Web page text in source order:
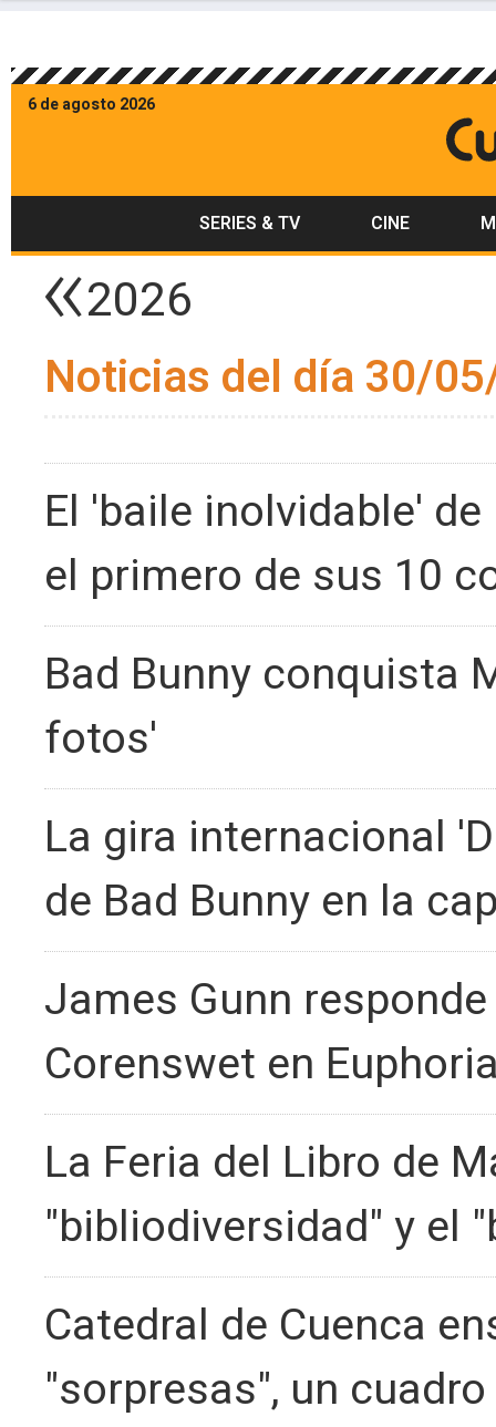
6 de agosto 2026
SERIES & TV CINE
2026
Noticias del día 30/
El 'baile inolvidable'
el primero de sus 10
Bad Bunny conquista
fotos'
La gira internacional
de Bad Bunny en la
James Gunn
Corenswet en
La Feria del Libro de
"bibliodiversidad" y el
Catedral de Cuenca
"sorpresas", un